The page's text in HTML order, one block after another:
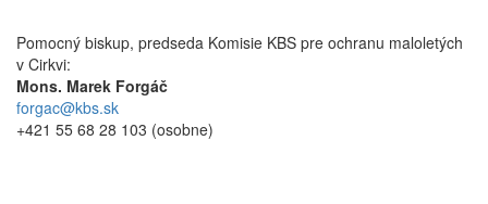
Pomocný biskup, predseda Komisie KBS pre ochranu maloletých
v Cirkvi:
Mons. Marek Forgáč
forgac@kbs.sk
+421 55 68 28 103 (osobne)